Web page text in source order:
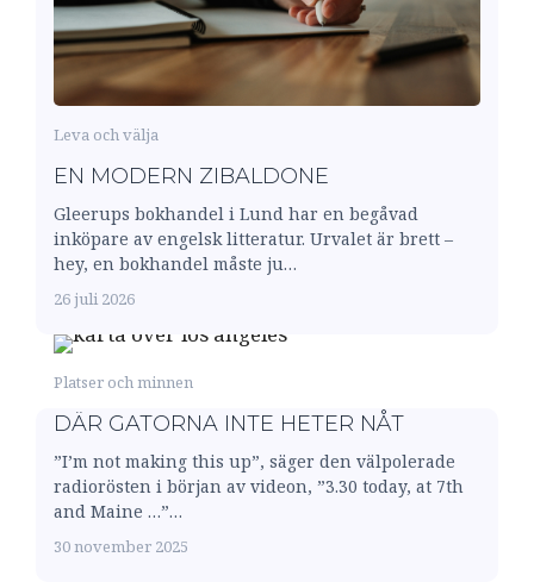
Leva och välja
EN MODERN ZIBALDONE
Gleerups bokhandel i Lund har en begåvad
inköpare av engelsk litteratur. Urvalet är brett –
hey, en bokhandel måste ju…
26 juli 2026
Platser och minnen
DÄR GATORNA INTE HETER NÅT
”I’m not making this up”, säger den välpolerade
radiorösten i början av videon, ”3.30 today, at 7th
and Maine …”…
30 november 2025